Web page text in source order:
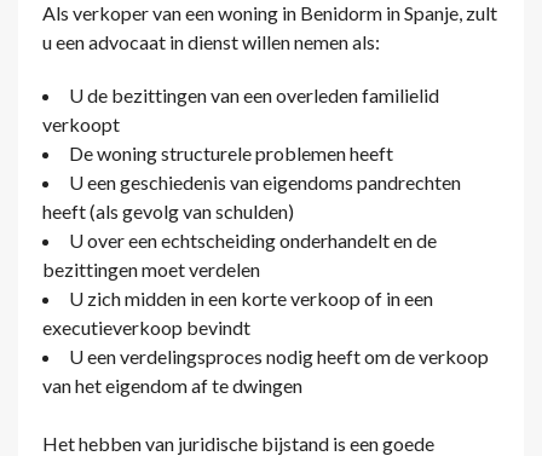
Als verkoper van een woning in Benidorm in Spanje, zult
u een advocaat in dienst willen nemen als:
U de bezittingen van een overleden familielid
verkoopt
De woning structurele problemen heeft
U een geschiedenis van eigendoms pandrechten
heeft (als gevolg van schulden)
U over een echtscheiding onderhandelt en de
bezittingen moet verdelen
U zich midden in een korte verkoop of in een
executieverkoop bevindt
U een verdelingsproces nodig heeft om de verkoop
van het eigendom af te dwingen
Het hebben van juridische bijstand is een goede